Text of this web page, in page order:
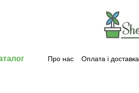
Про нас Оплата і доставка